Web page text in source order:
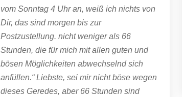
vom Sonntag 4 Uhr an, weiß ich nichts von
Dir, das sind morgen bis zur
Postzustellung. nicht weniger als 66
Stunden, die für mich mit allen guten und
bösen Möglichkeiten abwechselnd sich
anfüllen.“ Liebste, sei mir nicht böse wegen
dieses Geredes, aber 66 Stunden sind